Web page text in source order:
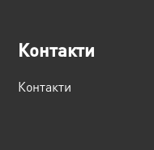
Контакти
Контакти